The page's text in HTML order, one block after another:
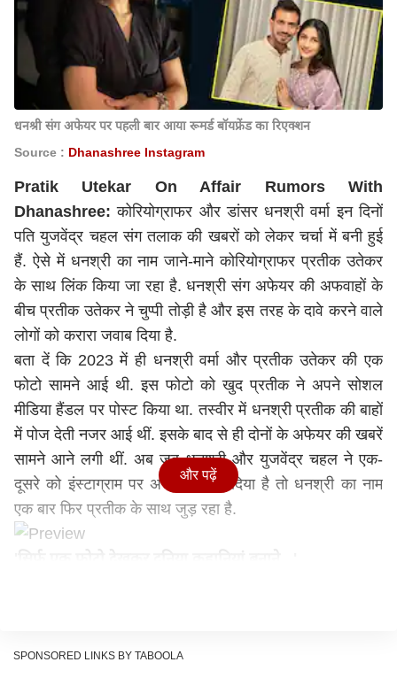
धनश्री संग अफेयर पर पहली बार आया रूमर्ड बॉयफ्रेंड का रिएक्शन
Source : Dhanashree Instagram
Pratik Utekar On Affair Rumors With
Dhanashree:कोरियोग्राफर और डांसर धनश्री वर्मा इन दिनों
पति युजवेंद्र चहल संग तलाक की खबरों को लेकर चर्चा में बनी हुई
हैं. ऐसे में धनश्री का नाम जाने-माने कोरियोग्राफर प्रतीक उतेकर
के साथ लिंक किया जा रहा है. धनश्री संग अफेयर की अफवाहों के
बीच प्रतीक उतेकर ने चुप्पी तोड़ी है और इस तरह के दावे करने वाले
लोगों को करारा जवाब दिया है.
बता दें कि 2023 में ही धनश्री वर्मा और प्रतीक उतेकर की एक
फोटो सामने आई थी. इस फोटो को खुद प्रतीक ने अपने सोशल
मीडिया हैंडल पर पोस्ट किया था. तस्वीर में धनश्री प्रतीक की बाहों
में पोज देती नजर आई थीं. इसके बाद से ही दोनों के अफेयर की खबरें
सामने आने लगी थीं. अब जब धनश्री और युजवेंद्र चहल ने एक-
दूसरे को इंस्टाग्राम पर अनफॉलो कर दिया है तो धनश्री का नाम
एक बार फिर प्रतीक के साथ जुड़ रहा है.
फोटो देखकर दुनिया कहानियां बनाने, कमेंट करने और डायरेक्ट
और पढ़ें
SPONSORED LINKS BY TABOOLA